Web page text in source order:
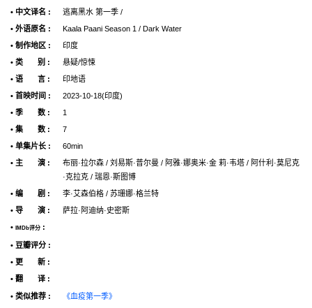
• 中文译名 :
逃离黑水 第一季 /
• 外语原名 :
Kaala Paani Season 1 / Dark Water
• 制作地区 :
印度
• 类 别 :
悬疑/惊悚
• 语 言 :
印地语
• 首映时间 :
2023-10-18(印度)
• 季 数 :
1
• 集 数 :
7
• 单集片长 :
60min
• 主 演 :
布丽·拉尔森 / 刘易斯·普尔曼 / 阿雅·娜奥米·金 莉·韦塔 / 阿什利·莫尼克
·克拉克 / 瑞恩·斯图博
• 编 剧 :
李·艾森伯格 / 苏珊娜·格兰特
• 导 演 :
萨拉·阿迪纳·史密斯
•
IMDb评分 :
• 豆瓣评分 :
• 更 新 :
• 翻 译 :
• 类似推荐 : 《血疫第一季》